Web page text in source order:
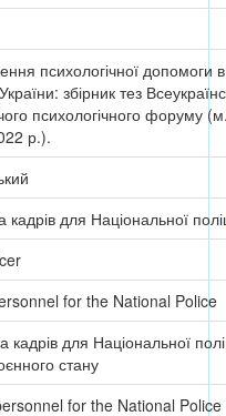
психологічної допомоги
збірник тез
психологічного форуму
р.).
кадрів для Національної
for the National Police
кадрів для Національної
стану
for the National